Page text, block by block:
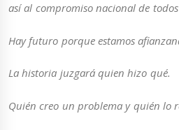
así al compromiso nacional de
Hay futuro porque estamos
La historia juzgará quien hizo qué.
Quién creo un problema y quién lo